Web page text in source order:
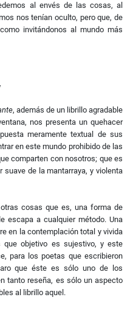
al envés de las cosas, al
nos tenían oculto, pero que, de
invitándonos al mundo más
, además de un librillo agradable
nos presenta un quehacer
meramente textual de sus
en este mundo prohibido de las
comparten con nosotros; que es
de la mantarraya, y violenta
cosas que es, una forma de
escapa a cualquier método. Una
en la contemplación total y vivida
objetivo es sujestivo, y este
para los poetas que escribieron
que éste es sólo uno de los
tanto reseña, es sólo un aspecto
al librillo aquel.